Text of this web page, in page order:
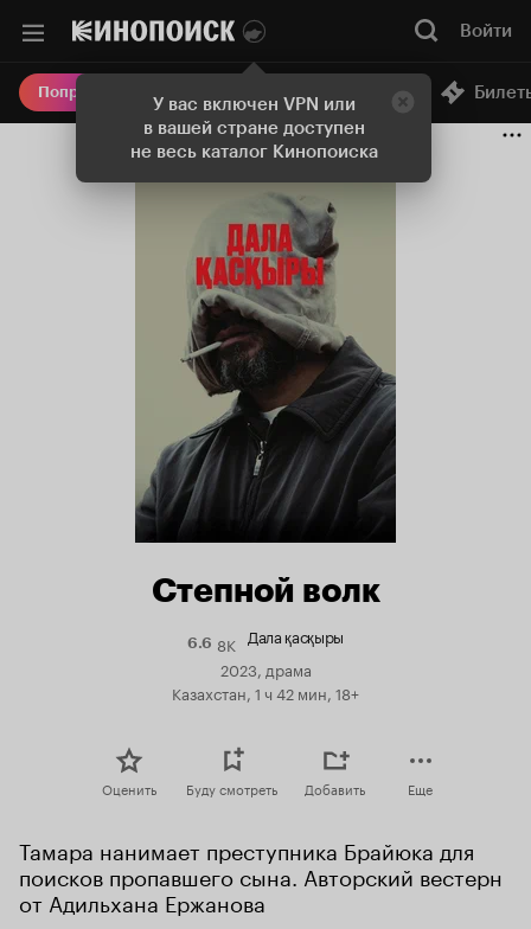
У вас включен VPN или
в вашей стране доступен
не весь каталог Кинопоиска
Войти
Попробовать Плюс Онлайн-кинотеатр
Степной волк
6.6Рейтинг
Кинопоиска
8K Дала қасқыры
2023, драма
Казахстан, 1 ч 42 мин, 18+
Оценить Буду смотреть Добавить Еще
Тамара нанимает преступника Брайюка для
поисков пропавшего сына. Авторский вестерн
от Адильхана Ержанова